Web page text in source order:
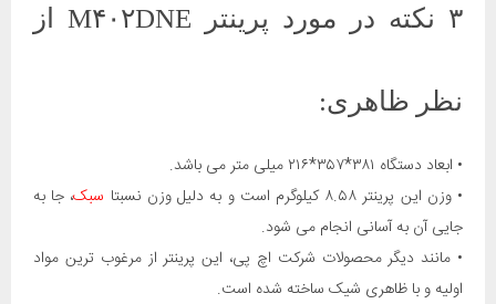
۳ نکته در مورد پرینتر M۴۰۲DNE از
نظر ظاهری:
• ابعاد دستگاه ۳۸۱*۳۵۷*۲۱۶ میلی متر می باشد.
• وزن این پرینتر ۸.۵۸ کیلوگرم است و به دلیل وزن نسبتا
سبک، جا به
جایی آن به آسانی انجام می شود.
• مانند دیگر محصولات شرکت اچ پی، این پرینتر از مرغوب ترین مواد
اولیه و با ظاهری شیک ساخته شده است.